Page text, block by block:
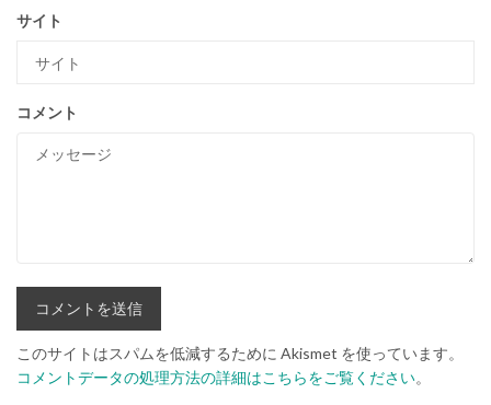
サイト
コメント
このサイトはスパムを低減するために Akismet を使っています。
コメントデータの処理方法の詳細はこちらをご覧ください。